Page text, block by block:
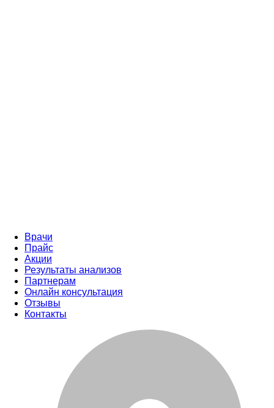
Врачи
Прайс
Акции
Результаты анализов
Партнерам
Онлайн консультация
Отзывы
Контакты